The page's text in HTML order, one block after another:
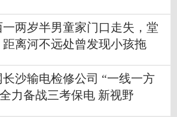
一两岁半男童家门口走失，堂
距离河不远处曾发现小孩拖
长沙输电检修公司 “一线一方
力备战三考保电 新视野